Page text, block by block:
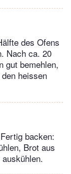
des Ofens
Nach ca. 20
gut bemehlen,
heissen
backen:
Brot aus